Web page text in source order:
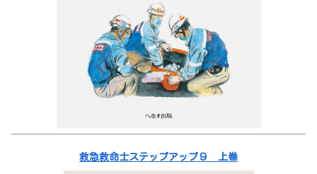
救急救命士ステップアップ９ 上巻